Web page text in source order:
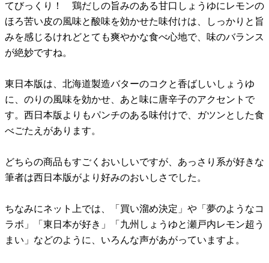
てびっくり！ 鶏だしの旨みのある甘口しょうゆにレモンの
ほろ苦い皮の風味と酸味を効かせた味付けは、しっかりと旨
みを感じるけれどとても爽やかな食べ心地で、味のバランス
が絶妙ですね。
東日本版は、北海道製造バターのコクと香ばしいしょうゆ
に、のりの風味を効かせ、あと味に唐辛子のアクセントで
す。西日本版よりもパンチのある味付けで、ガツンとした食
べごたえがあります。
どちらの商品もすごくおいしいですが、あっさり系が好きな
筆者は西日本版がより好みのおいしさでした。
ちなみにネット上では、「買い溜め決定」や「夢のようなコ
ラボ」「東日本が好き」「九州しょうゆと瀬戸内レモン超う
まい」などのように、いろんな声があがっていますよ。